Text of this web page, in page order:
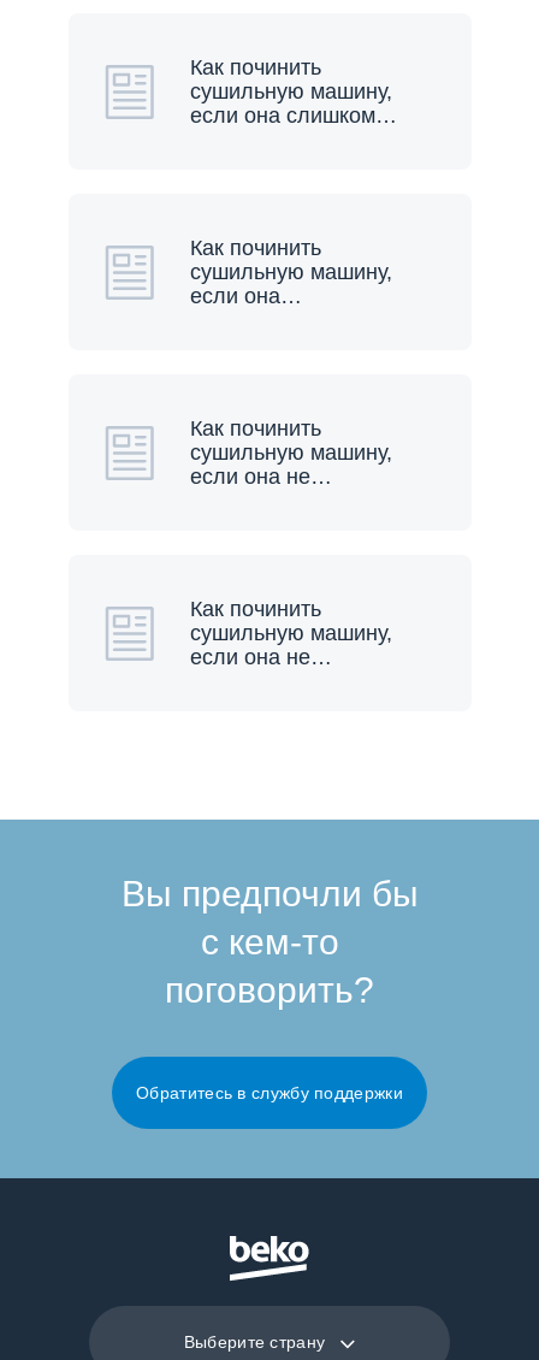
Как починить
сушильную машину,
если она слишком…
Как починить
сушильную машину,
если она…
Как починить
сушильную машину,
если она не…
Как починить
сушильную машину,
если она не…
Вы предпочли бы
с кем-то
поговорить?
Обратитесь в службу поддержки
Выберите страну